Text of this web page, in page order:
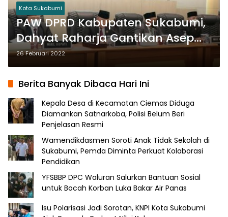
Kota Sukabumi
PAW DPRD Kabupaten Sukabumi,
Dahyat Raharja Gantikan Asep
Suherman
26 Februari 2022
Berita Banyak Dibaca Hari Ini
Kepala Desa di Kecamatan Ciemas Diduga
Diamankan Satnarkoba, Polisi Belum Beri
Penjelasan Resmi
Wamendikdasmen Soroti Anak Tidak Sekolah di
Sukabumi, Pemda Diminta Perkuat Kolaborasi
Pendidikan
YFSBBP DPC Waluran Salurkan Bantuan Sosial
untuk Bocah Korban Luka Bakar Air Panas
Isu Polarisasi Jadi Sorotan, KNPI Kota Sukabumi